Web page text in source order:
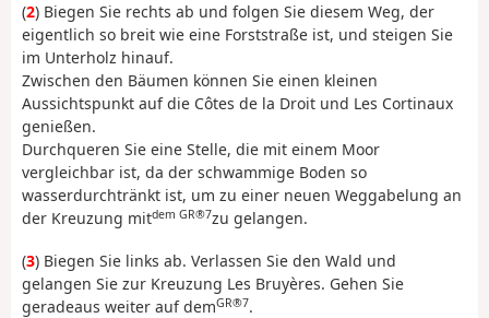
(2) Biegen Sie rechts ab und folgen Sie diesem Weg, der
eigentlich so breit wie eine Forststraße ist, und steigen Sie
im Unterholz hinauf.
Zwischen den Bäumen können Sie einen kleinen
Aussichtspunkt auf die Côtes de la Droit und Les Cortinaux
genießen.
Durchqueren Sie eine Stelle, die mit einem Moor
vergleichbar ist, da der schwammige Boden so
wasserdurchtränkt ist, um zu einer neuen Weggabelung an
der Kreuzung mitdem GR®7zu gelangen.
(3) Biegen Sie links ab. Verlassen Sie den Wald und
gelangen Sie zur Kreuzung Les Bruyères. Gehen Sie
geradeaus weiter auf demGR®7.